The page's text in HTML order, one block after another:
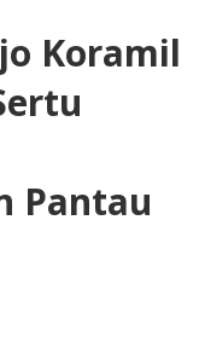
Koramil
Pantau